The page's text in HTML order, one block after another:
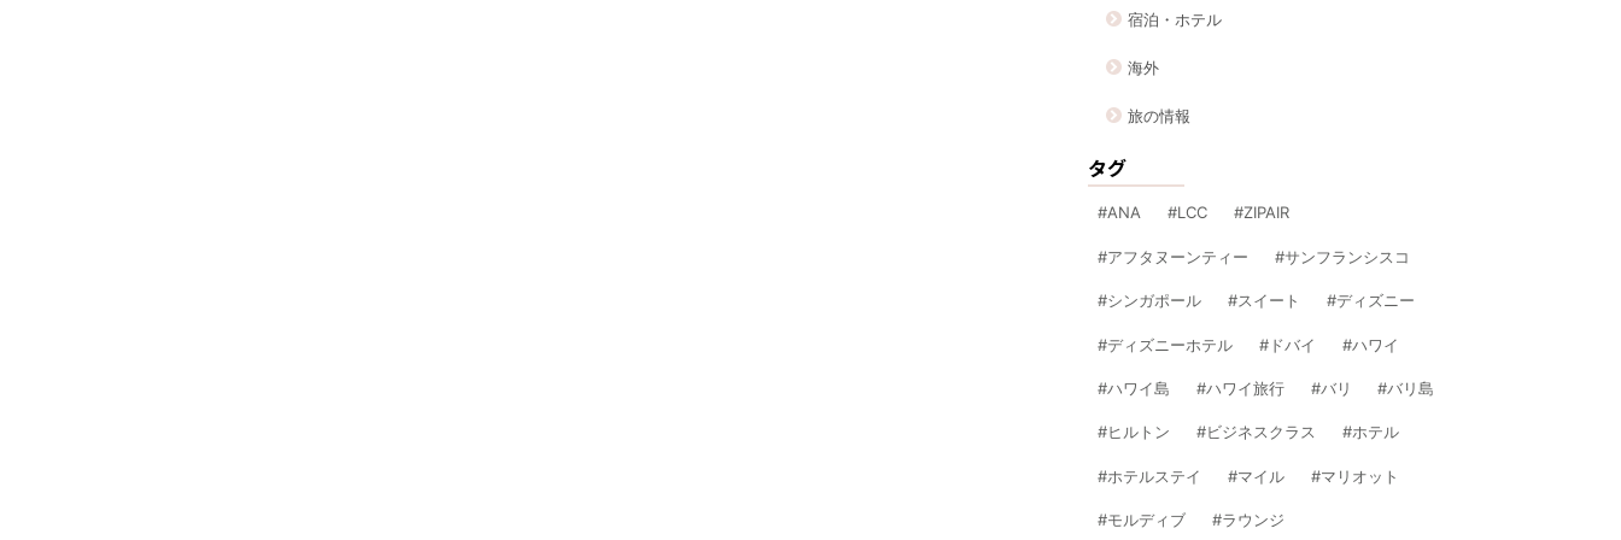
宿泊・ホテル
海外
旅の情報
タグ
ANA LCC ZIPAIR
アフタヌーンティー サンフランシスコ
シンガポール スイート ディズニー
ディズニーホテル ドバイ ハワイ
ハワイ島 ハワイ旅行 バリ バリ島
ヒルトン ビジネスクラス ホテル
ホテルステイ マイル マリオット
モルディブ ラウンジ